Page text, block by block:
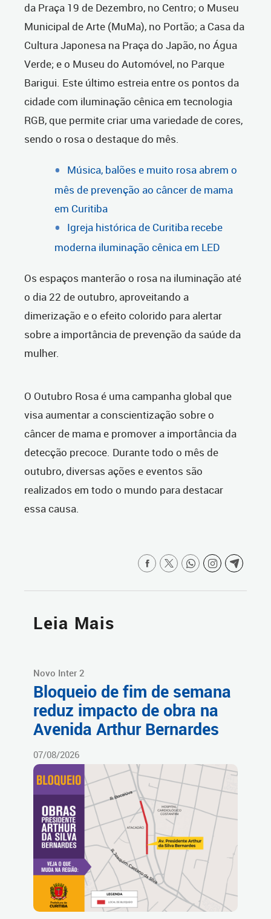
da Praça 19 de Dezembro, no Centro; o Museu
Municipal de Arte (MuMa), no Portão; a Casa da
Cultura Japonesa na Praça do Japão, no Água
Verde; e o Museu do Automóvel, no Parque
Barigui. Este último estreia entre os pontos da
cidade com iluminação cênica em tecnologia
RGB, que permite criar uma variedade de cores,
sendo o rosa o destaque do mês.
Música, balões e muito rosa abrem o
mês de prevenção ao câncer de mama
em Curitiba
Igreja histórica de Curitiba recebe
moderna iluminação cênica em LED
Os espaços manterão o rosa na iluminação até
o dia 22 de outubro, aproveitando a
dimerização e o efeito colorido para alertar
sobre a importância de prevenção da saúde da
mulher.
O Outubro Rosa é uma campanha global que
visa aumentar a conscientização sobre o
câncer de mama e promover a importância da
detecção precoce. Durante todo o mês de
outubro, diversas ações e eventos são
realizados em todo o mundo para destacar
essa causa.
Leia Mais
Novo Inter 2
Bloqueio de fim de semana
reduz impacto de obra na
Avenida Arthur Bernardes
07/08/2026